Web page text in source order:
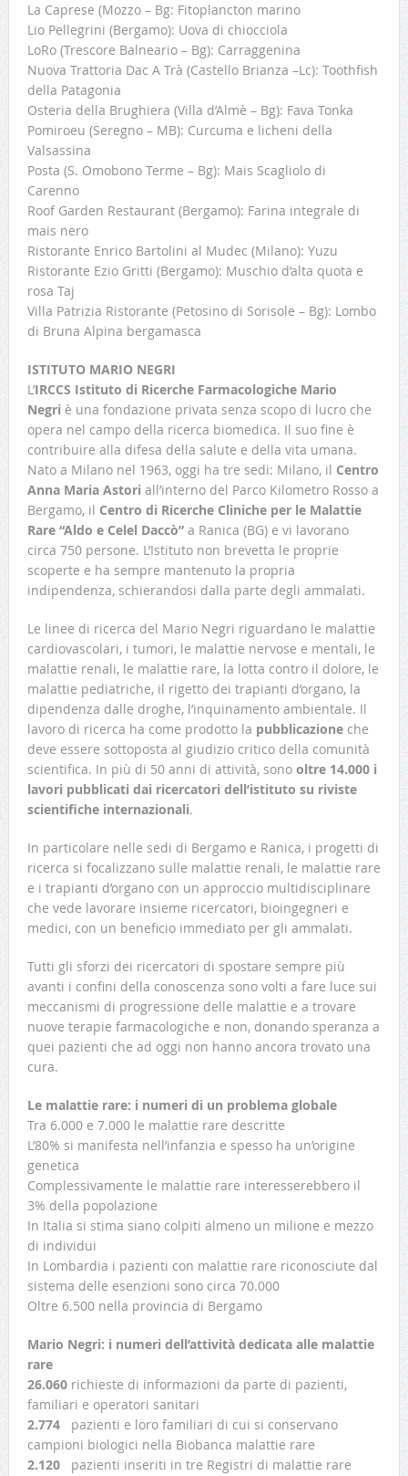
La Caprese (Mozzo – Bg: Fitoplancton marino
Lio Pellegrini (Bergamo): Uova di chiocciola
LoRo (Trescore Balneario – Bg): Carraggenina
Nuova Trattoria Dac A Trà (Castello Brianza –Lc): Toothfish
della Patagonia
Osteria della Brughiera (Villa d’Almè – Bg): Fava Tonka
Pomiroeu (Seregno – MB): Curcuma e licheni della
Valsassina
Posta (S. Omobono Terme – Bg): Mais Scagliolo di
Carenno
Roof Garden Restaurant (Bergamo): Farina integrale di
mais nero
Ristorante Enrico Bartolini al Mudec (Milano): Yuzu
Ristorante Ezio Gritti (Bergamo): Muschio d’alta quota e
rosa Taj
Villa Patrizia Ristorante (Petosino di Sorisole – Bg): Lombo
di Bruna Alpina bergamasca
ISTITUTO MARIO NEGRI
L’IRCCS Istituto di Ricerche Farmacologiche Mario
Negri è una fondazione privata senza scopo di lucro che
opera nel campo della ricerca biomedica. Il suo fine è
contribuire alla difesa della salute e della vita umana.
Nato a Milano nel 1963, oggi ha tre sedi: Milano, il Centro
Anna Maria Astori all’interno del Parco Kilometro Rosso a
Bergamo, il Centro di Ricerche Cliniche per le Malattie
Rare “Aldo e Celel Daccò”a Ranica (BG) e vi lavorano
circa 750 persone. L’Istituto non brevetta le proprie
scoperte e ha sempre mantenuto la propria
indipendenza, schierandosi dalla parte degli ammalati.
Le linee di ricerca del Mario Negri riguardano le malattie
cardiovascolari, i tumori, le malattie nervose e mentali, le
malattie renali, le malattie rare, la lotta contro il dolore, le
malattie pediatriche, il rigetto dei trapianti d’organo, la
dipendenza dalle droghe, l’inquinamento ambientale. Il
lavoro di ricerca ha come prodotto la pubblicazione che
deve essere sottoposta al giudizio critico della comunità
scientifica. In più di 50 anni di attività, sono oltre 14.000 i
lavori pubblicati dai ricercatori dell’istituto su riviste
scientifiche internazionali.
In particolare nelle sedi di Bergamo e Ranica, i progetti di
ricerca si focalizzano sulle malattie renali, le malattie rare
e i trapianti d’organo con un approccio multidisciplinare
che vede lavorare insieme ricercatori, bioingegneri e
medici, con un beneficio immediato per gli ammalati.
Tutti gli sforzi dei ricercatori di spostare sempre più
avanti i confini della conoscenza sono volti a fare luce sui
meccanismi di progressione delle malattie e a trovare
nuove terapie farmacologiche e non, donando speranza a
quei pazienti che ad oggi non hanno ancora trovato una
cura.
Le malattie rare: i numeri di un problema globale
Tra 6.000 e 7.000 le malattie rare descritte
L’80% si manifesta nell’infanzia e spesso ha un’origine
genetica
Complessivamente le malattie rare interesserebbero il
3% della popolazione
In Italia si stima siano colpiti almeno un milione e mezzo
di individui
In Lombardia i pazienti con malattie rare riconosciute dal
sistema delle esenzioni sono circa 70.000
Oltre 6.500 nella provincia di Bergamo
Mario Negri: i numeri dell’attività dedicata alle malattie
rare
26.060richieste di informazioni da parte di pazienti,
familiari e operatori sanitari
2.774pazienti e loro familiari di cui si conservano
campioni biologici nella Biobanca malattie rare
2.120pazienti inseriti in tre Registri di malattie rare